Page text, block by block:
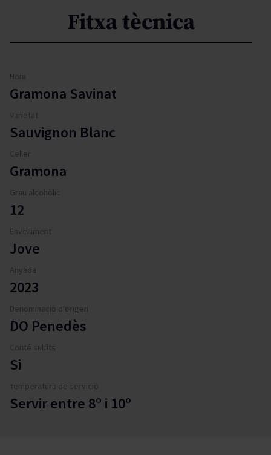
Fitxa tècnica
Nom
Gramona Savinat
Varietat
Sauvignon Blanc
Celler
Gramona
Grau alcohòlic
12
Envelliment
Jove
Anyada
2023
Denominació d'origen
DO Penedès
Conté sulfits
Si
Temperatura de servicio
Servir entre 8º i 10º